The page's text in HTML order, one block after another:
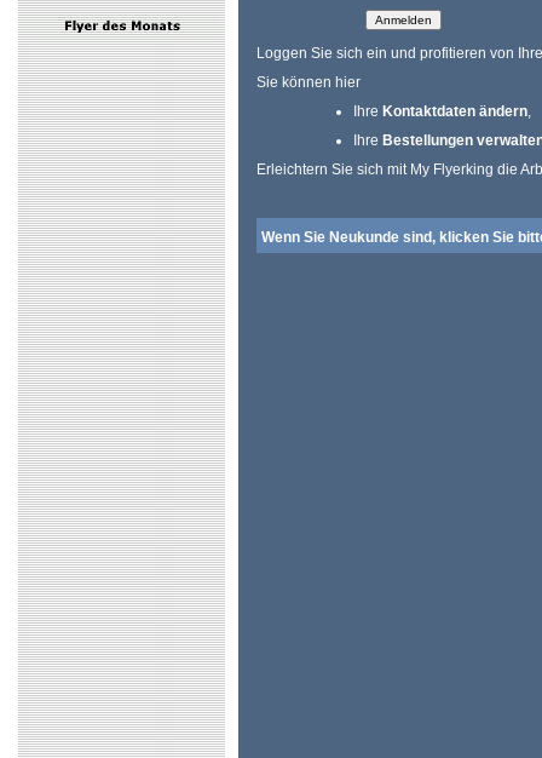
Loggen Sie sich ein und profitieren von
Sie können hier
Ihre Kontaktdaten ändern,
Ihre Bestellungen
Erleichtern Sie sich mit My Flyerking die
Wenn Sie Neukunde sind, klicken Sie